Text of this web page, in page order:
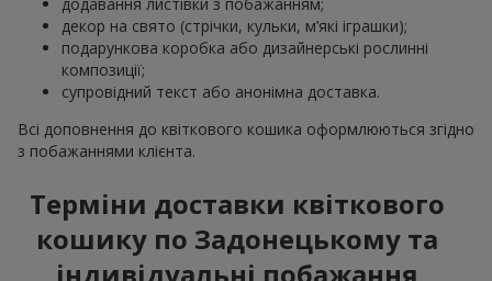
декор на свято (стрічки, кульки, м’які іграшки);
подарункова коробка або дизайнерські рослинні
композиції;
супровідний текст або анонімна доставка.
Всі доповнення до квіткового кошика оформлюються згідно
з побажаннями клієнта.
Терміни доставки квіткового
кошику по Задонецькому та
індивідуальні побажання